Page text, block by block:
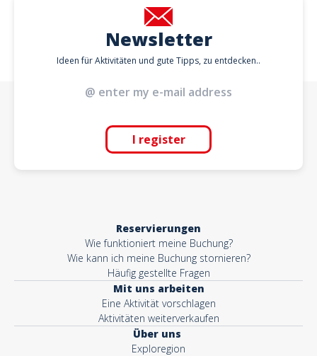
Newsletter
Ideen für Aktivitäten und gute Tipps, zu entdecken..
I register
Reservierungen
Wie funktioniert meine Buchung?
Wie kann ich meine Buchung stornieren?
Häufig gestellte Fragen
Mit uns arbeiten
Eine Aktivität vorschlagen
Aktivitäten weiterverkaufen
Über uns
Exploregion